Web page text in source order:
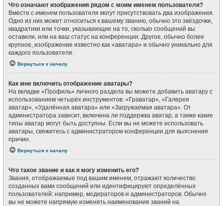
Что означают изображения рядом с моим именем пользователя?
Вместе с именем пользователя могут присутствовать два изображения.
Одно из них может относиться к вашему званию, обычно это звёздочки,
квадратики или точки, указывающие на то, сколько сообщений вы
оставили, или на ваш статус на конференции. Другое, обычно более
крупное, изображение известно как «аватара» и обычно уникально для
каждого пользователя.
Вернуться к началу
Как мне включить отображение аватары?
На вкладке «Профиль» личного раздела вы можете добавить аватару с
использованием четырёх инструментов: «Граватар», «Галерея
аватар», «Удалённая аватара» или «Загружаемая аватара». От
администратора зависит, включена ли поддержка аватар, а также какие
типы аватар могут быть доступны. Если вы не можете использовать
аватары, свяжитесь с администратором конференции для выяснения
причин.
Вернуться к началу
Что такое звание и как я могу изменить его?
Звания, отображаемые под вашим именем, отражают количество
созданных вами сообщений или идентифицируют определённых
пользователей: например, модераторов и администраторов. Обычно
вы не можете напрямую изменять наименования званий на